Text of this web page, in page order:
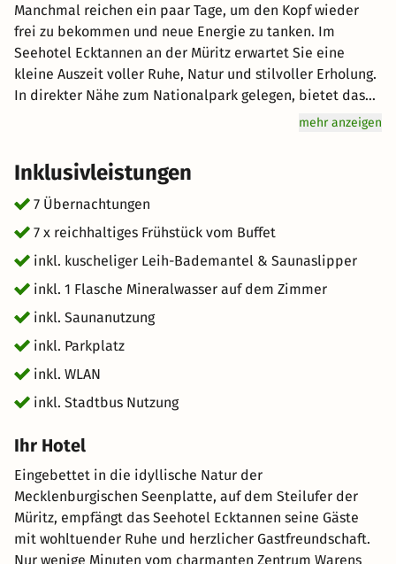
Manchmal reichen ein paar Tage, um den Kopf wieder
frei zu bekommen und neue Energie zu tanken. Im
Seehotel Ecktannen an der Müritz erwartet Sie eine
kleine Auszeit voller Ruhe, Natur und stilvoller Erholung.
In direkter Nähe zum Nationalpark gelegen, bietet das
Haus ideale Voraussetzungen für erlebnisreiche
oder einfach entspannte Stunden im Hotelgarten.
Morgens starten Sie mit einem reichhaltigen Frühstück in
den Tag – ganz entspannt, mit Blick ins Grüne und dem
Duft von frischem Kaffee in der Luft. Die charmante
Atmosphäre des Hauses, die Herzlichkeit der Gastgeber
und die Nähe zur Müritz schaffen den perfekten Rahmen
für ein paar unbeschwerte Tage zu zweit oder allein. Ob
als Kurzurlaub zwischendurch, zur Erholung vom Alltag
oder als spontane kleine Flucht aus der Stadt – dieses
Arrangement bietet Ihnen genau das Maß an Ruhe und
Genuss, das Sie sich verdient haben.
mehr anzeigen
Inklusivleistungen
7 Übernachtungen
7 x reichhaltiges Frühstück vom Buffet
inkl. kuscheliger Leih-Bademantel & Saunaslipper
inkl. 1 Flasche Mineralwasser auf dem Zimmer
inkl. Saunanutzung
inkl. Parkplatz
inkl. WLAN
inkl. Stadtbus Nutzung
Ihr Hotel
Eingebettet in die idyllische Natur der
Mecklenburgischen Seenplatte, auf dem Steilufer der
Müritz, empfängt das Seehotel Ecktannen seine Gäste
mit wohltuender Ruhe und herzlicher Gastfreundschaft.
Nur wenige Minuten vom charmanten Zentrum Warens